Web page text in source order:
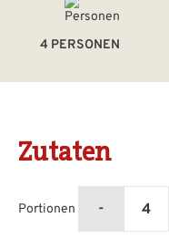
4 PERSONEN
Zutaten
Portionen - 4